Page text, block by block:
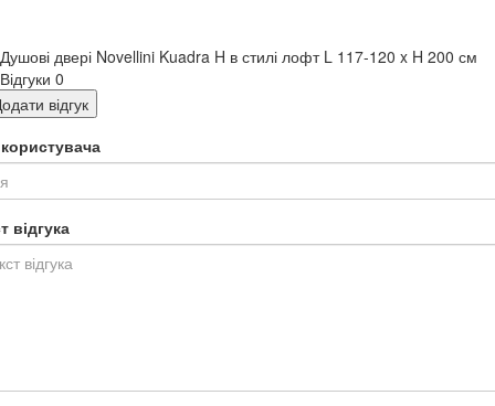
Душові двері Novellini Kuadra H в стилі лофт L 117-120 x H 200 см
Відгуки 0
відгук
відгука